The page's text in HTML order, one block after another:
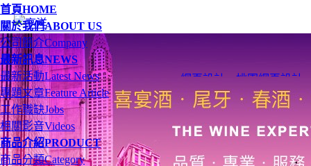
首頁HOME
關於我們ABOUT US
公司簡介Company
最新訊息NEWS
最新活動Latest News
專題文章Feature Article
工作職缺Jobs
相關影音Videos
商品介紹PRODUCT
商品分類Category
網頁設計 桃園網頁設計